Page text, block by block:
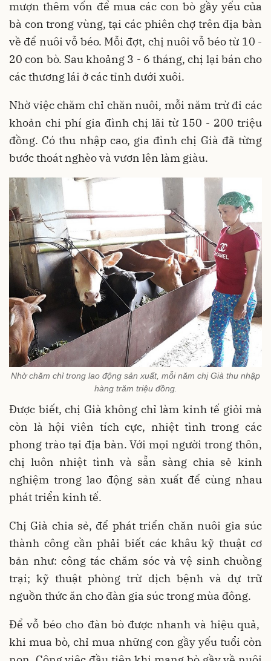
mượn thêm vốn để mua các con bò gầy yếu của
bà con trong vùng, tại các phiên chợ trên địa bàn
về để nuôi vỗ béo. Mỗi đợt, chị nuôi vỗ béo từ 10 -
20 con bò. Sau khoảng 3 - 6 tháng, chị lại bán cho
các thương lái ở các tỉnh dưới xuôi.
Nhờ việc chăm chỉ chăn nuôi, mỗi năm trừ đi các
khoản chi phí gia đình chị lãi từ 150 - 200 triệu
đồng. Có thu nhập cao, gia đình chị Già đã từng
bước thoát nghèo và vươn lên làm giàu.
Nhờ chăm chỉ trong lao động sản xuất, mỗi năm chị Già thu nhập
hàng trăm triệu đồng.
Được biết, chị Già không chỉ làm kinh tế giỏi mà
còn là hội viên tích cực, nhiệt tình trong các
phong trào tại địa bàn. Với mọi người trong thôn,
chị luôn nhiệt tình và sẵn sàng chia sẻ kinh
nghiệm trong lao động sản xuất để cùng nhau
phát triển kinh tế.
Chị Già chia sẻ, để phát triển chăn nuôi gia súc
thành công cần phải biết các khâu kỹ thuật cơ
bản như: công tác chăm sóc và vệ sinh chuồng
trại; kỹ thuật phòng trừ dịch bệnh và dự trữ
nguồn thức ăn cho đàn gia súc trong mùa đông.
Để vỗ béo cho đàn bò được nhanh và hiệu quả,
khi mua bò, chỉ mua những con gầy yếu tuổi còn